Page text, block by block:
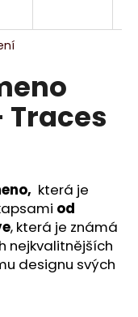
která je
od
, která je známá
nejkvalitnějších
designu svých